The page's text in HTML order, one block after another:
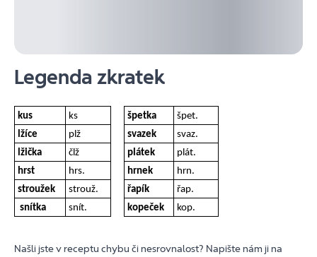
Legenda zkratek
kus ks špetka
špet.
lžíce
plž svazek
svaz.
lžička
člž plátek
plát.
hrst
hrs. hrnek
hrn.
stroužek
strouž. řapík
řap.
snítka
snít. kopeček kop.
Našli jste v receptu chybu či nesrovnalost? Napište nám ji na